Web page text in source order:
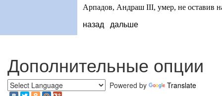
Арпадов, Андраш III, умер, не оставив
назад дальше
Дополнительные опции
Powered by Translate